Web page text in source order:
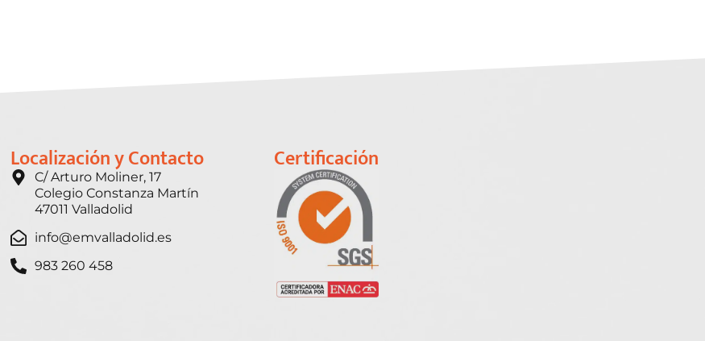
Localización y Contacto
C/ Arturo Moliner, 17
Colegio Constanza Martín
47011 Valladolid
info@emvalladolid.es
983 260 458
Certificación